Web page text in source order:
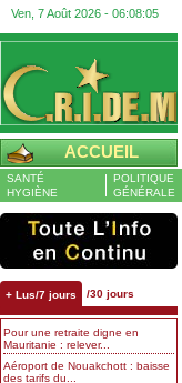
Ven, 7 Août 2026 - 06:08:06
ACCUEIL
SANTÉ
HYGIÈNE
POLITIQUE
GÉNÉRALE
+ Lus/7 jours /30 jours
Pour une retraite digne en
Mauritanie : relever...
Aéroport de Nouakchott : baisse
des tarifs du...